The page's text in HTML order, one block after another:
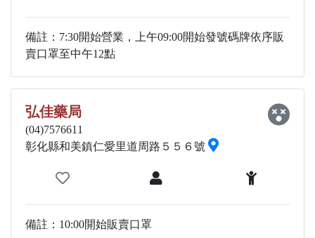
備註：7:30開始營業，上午09:00開始發號碼牌依序販
賣口罩至中午12點
弘佳藥局
(04)7576611
彰化縣和美鎮仁愛里道周路５５６號
備註：10:00開始販賣口罩